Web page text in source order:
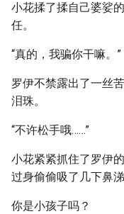
小花揉了揉自己婆娑
任。
“真的，我骗你干嘛。”
罗伊不禁露出了一丝
泪珠。
“不许松手哦……”
小花紧紧抓住了罗伊
过身偷偷吸了几下鼻涕
你是小孩子吗？